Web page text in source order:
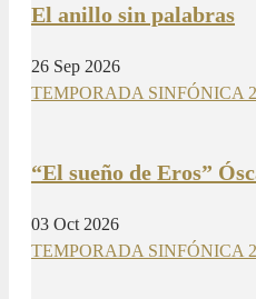
El anillo sin palabras
26 Sep 2026
TEMPORADA SINFÓNICA
“El sueño de Eros”
03 Oct 2026
TEMPORADA SINFÓNICA